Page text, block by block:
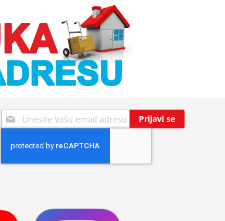
Sign
Up
Our
Newsletter:
Prijavi se